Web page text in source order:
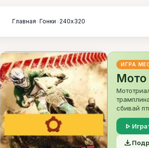
Главная»Гонки»240х320
ИГРА
Мото
сбивай
play_arrow
file_download